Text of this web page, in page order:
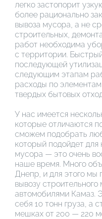
легко застопорит
более рационально
вывоза мусора, а не
строительных,
работ необходима
с территории.
последующей
следующим этапам
расходы по
твердых бытовых
У нас имеется
которые отличаются
сможем подобрать
который подойдет для
мусора — это очень
наше время. Много
Днепр, и для этого мы
вывозу
автомобилями Камаз.
себя 10 тонн груза, а
мешках от 200 — 220